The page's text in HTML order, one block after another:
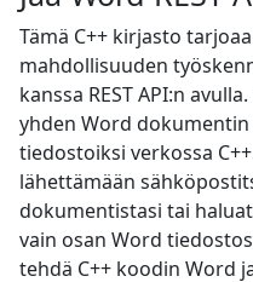
Tämä C++ kirjasto
mahdollisuuden
kanssa REST API:n
yhden Word
tiedostoiksi verkossa
lähettämään
dokumentistasi tai
vain osan Word
tehdä C++ koodin Word